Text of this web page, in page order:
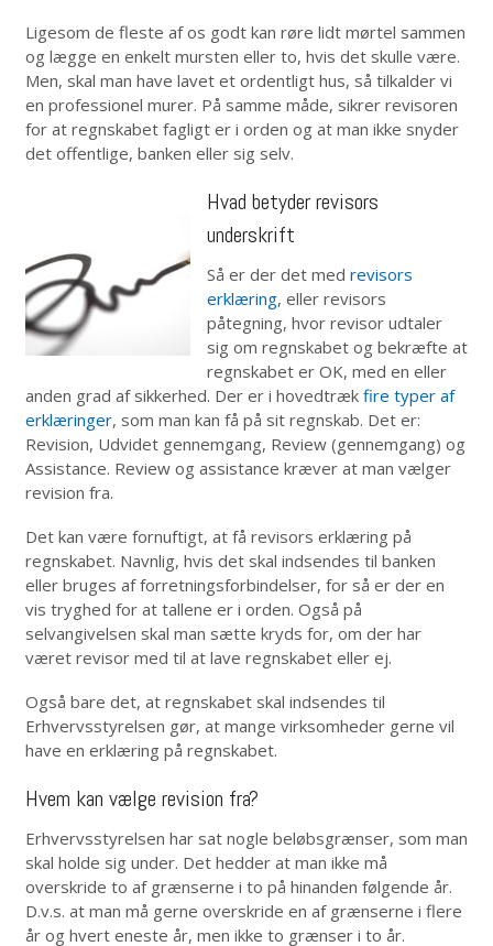
Ligesom de fleste af os godt kan røre lidt mørtel sammen
og lægge en enkelt mursten eller to, hvis det skulle være.
Men, skal man have lavet et ordentligt hus, så tilkalder vi
en professionel murer. På samme måde, sikrer revisoren
for at regnskabet fagligt er i orden og at man ikke snyder
det offentlige, banken eller sig selv.
Hvad betyder revisors
underskrift
Så er der det med revisors
erklæring, eller revisors
påtegning, hvor revisor udtaler
sig om regnskabet og bekræfte at
regnskabet er OK, med en eller
anden grad af sikkerhed. Der er i hovedtræk fire typer af
erklæringer, som man kan få på sit regnskab. Det er:
Revision, Udvidet gennemgang, Review (gennemgang) og
Assistance. Review og assistance kræver at man vælger
revision fra.
Det kan være fornuftigt, at få revisors erklæring på
regnskabet. Navnlig, hvis det skal indsendes til banken
eller bruges af forretningsforbindelser, for så er der en
vis tryghed for at tallene er i orden. Også på
selvangivelsen skal man sætte kryds for, om der har
været revisor med til at lave regnskabet eller ej.
Også bare det, at regnskabet skal indsendes til
Erhvervsstyrelsen gør, at mange virksomheder gerne vil
have en erklæring på regnskabet.
Hvem kan vælge revision fra?
Erhvervsstyrelsen har sat nogle beløbsgrænser, som man
skal holde sig under. Det hedder at man ikke må
overskride to af grænserne i to på hinanden følgende år.
D.v.s. at man må gerne overskride en af grænserne i flere
år og hvert eneste år, men ikke to grænser i to år.